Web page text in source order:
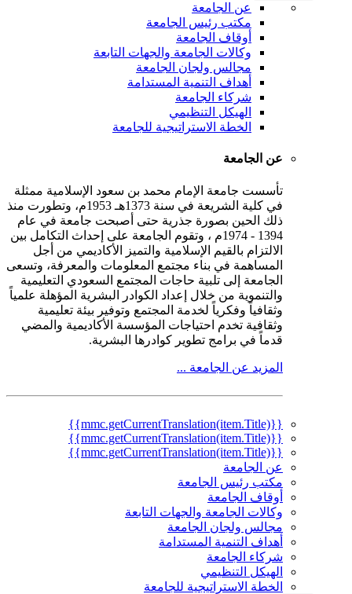
عن الجامعة
مكتب رئيس الجامعة
أوقاف الجامعة
وكالات الجامعة والجهات التابعة
مجالس ولجان الجامعة
أهداف التنمية المستدامة
شركاء الجامعة
الهيكل التنظيمي
الخطة الاستراتيجية للجامعة
عن الجامعة
تأسست جامعة الإمام محمد بن سعود الإسلامية ممثلة
في كلية الشريعة في سنة 1373هـ 1953م، وتطورت منذ
ذلك الحين بصورة جذرية حتى أصبحت جامعة في عام
1394 - 1974م ، وتقوم الجامعة على إحداث التكامل بين
الالتزام بالقيم الإسلامية والتميز الأكاديمي من أجل
المساهمة في بناء مجتمع المعلومات والمعرفة، وتسعى
الجامعة إلى تلبية حاجات المجتمع السعودي التعليمية
والتنموية من خلال إعداد الكوادر البشرية المؤهلة علمياً
وثقافياً وفكرياً لخدمة المجتمع وتوفير بيئة تعليمية
وثقافية تخدم احتياجات المؤسسة الأكاديمية والمضي
قدماً في برامج تطوير كوادرها البشرية.
المزيد عن الجامعة ...
{{mmc.getCurrentTranslation(item.Title)}}
{{mmc.getCurrentTranslation(item.Title)}}
{{mmc.getCurrentTranslation(item.Title)}}
عن الجامعة
مكتب رئيس الجامعة
أوقاف الجامعة
وكالات الجامعة والجهات التابعة
مجالس ولجان الجامعة
أهداف التنمية المستدامة
شركاء الجامعة
الهيكل التنظيمي
الخطة الاستراتيجية للجامعة